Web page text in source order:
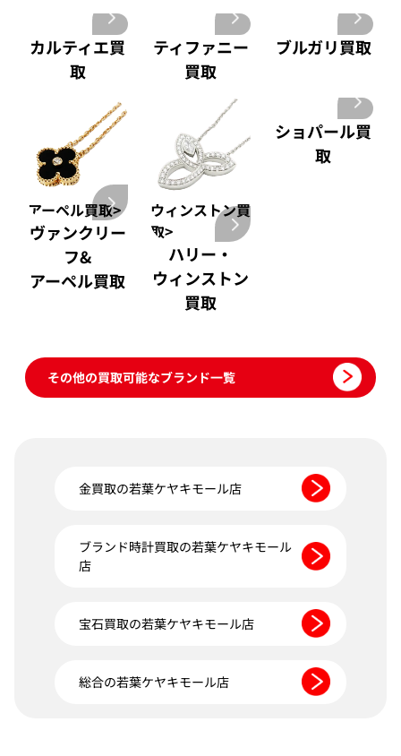
カルティエ買
取
ティファニー
買取
ブルガリ買取
アーペル買取>
ヴァンクリー
フ&
アーペル買取
ウィンストン買
取>
ハリー・
ウィンストン
買取
ショパール買
取
その他の買取可能なブランド一覧
金買取の若葉ケヤキモール店
ブランド時計買取の若葉ケヤキモール
店
宝石買取の若葉ケヤキモール店
総合の若葉ケヤキモール店